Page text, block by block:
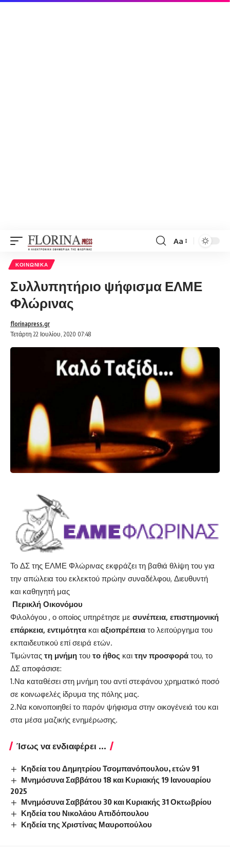
Font
Aa
ΚΟΙΝΩΝΙΚΆ
Συλλυπητήριο ψήφισμα ΕΛΜΕ
Φλώρινας
Τετάρτη 22 Ιουλίου, 2020 07:48
florinapress.gr
Το ΔΣ της ΕΛΜΕ Φλώρινας εκφράζει τη βαθιά θλίψη του για
την απώλεια του εκλεκτού πρώην συναδέλφου, Διευθυντή
και καθηγητή μας
Περικλή Οικονόμου
Φιλολόγου , ο οποίος υπηρέτησε με συνέπεια, επιστημονική
επάρκεια, εντιμότητα και αξιοπρέπεια το λειτούργημα του
εκπαιδευτικού επί σειρά ετών.
Τιμώντας τη μνήμη του το ήθος και την προσφορά του, το
ΔΣ αποφάσισε:
1.Να καταθέσει στη μνήμη του αντί στεφάνου χρηματικό ποσό
σε κοινωφελές ίδρυμα της πόλης μας.
2.Να κοινοποιηθεί το παρόν ψήφισμα στην οικογένειά του και
στα μέσα μαζικής ενημέρωσης.
Ίσως να ενδιαφέρει ...
Κηδεία του Δημητρίου Τσομπανόπουλου, ετών 91
Μνημόσυνα Σαββάτου 18 και Κυριακής 19 Ιανουαρίου
2025
Μνημόσυνα Σαββάτου 30 και Κυριακής 31 Οκτωβρίου
Κηδεία του Νικολάου Απιδόπουλου
Κηδεία της Χριστίνας Μαυροπούλου